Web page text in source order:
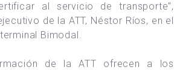
al servicio de transporte”,
de la ATT, Néstor Ríos, en el
Bimodal.
de la ATT ofrecen a los